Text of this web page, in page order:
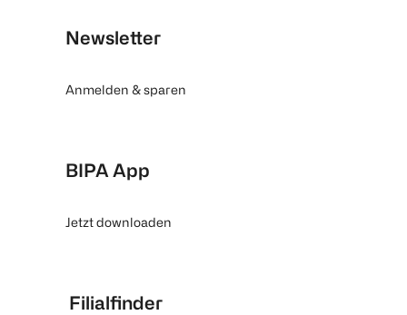
Newsletter
Anmelden & sparen
BIPA App
Jetzt downloaden
Filialfinder